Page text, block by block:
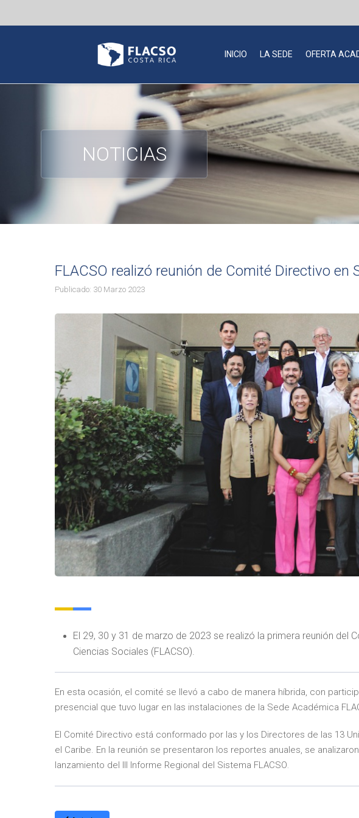
INICIO LA SEDE OFERTA
NOTICIAS
FLACSO realizó reunión de Comité Directivo en
Publicado: 30 Marzo 2023
El 29, 30 y 31 de marzo de 2023 se realizó la primera reunión del
Ciencias Sociales (FLACSO).
En esta ocasión, el comité se llevó a cabo de manera híbrida, con
presencial que tuvo lugar en las instalaciones de la Sede Académica
El Comité Directivo está conformado por las y los Directores de las 13
el Caribe. En la reunión se presentaron los reportes anuales, se
lanzamiento del III Informe Regional del Sistema FLACSO.